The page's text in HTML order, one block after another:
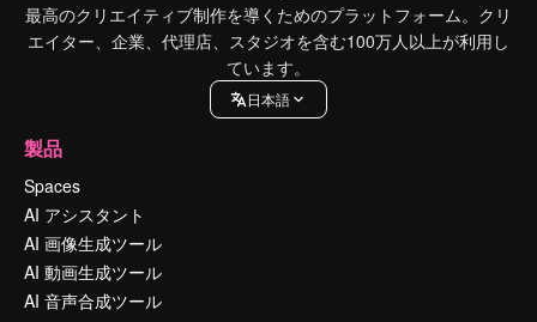
最高のクリエイティブ制作を導くためのプラットフォーム。クリ
エイター、企業、代理店、スタジオを含む100万人以上が利用し
ています。
日本語
製品
Spaces
AI アシスタント
AI 画像生成ツール
AI 動画生成ツール
AI 音声合成ツール